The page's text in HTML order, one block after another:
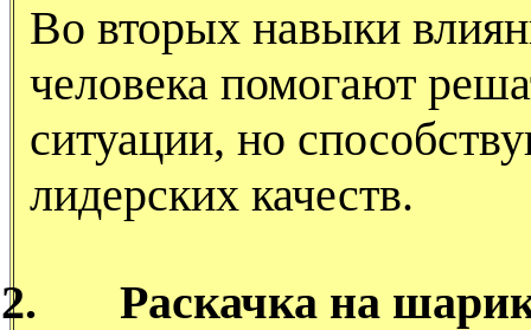
Во вторых навыки
человека помогают
ситуации, но
лидерских качеств.
2.
Раскачка на